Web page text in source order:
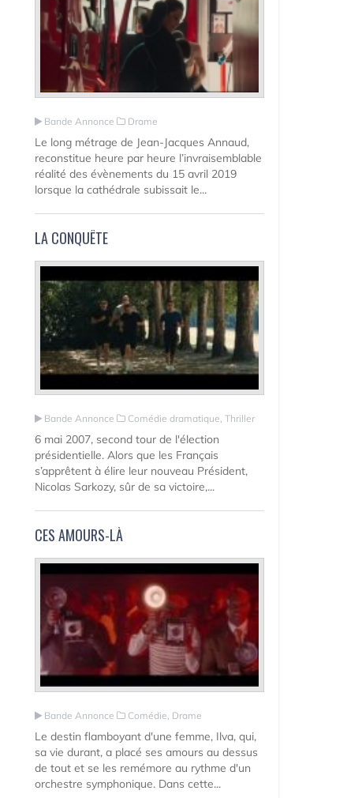
Bande Annonce Drame
Le long métrage de Jean-Jacques Annaud,
reconstitue heure par heure l’invraisemblable
réalité des évènements du 15 avril 2019
lorsque la cathédrale subissait le...
LA CONQUÊTE
Bande Annonce Comédie dramatique, Thriller
6 mai 2007, second tour de l'élection
présidentielle. Alors que les Français
s’apprêtent à élire leur nouveau Président,
Nicolas Sarkozy, sûr de sa victoire,...
CES AMOURS-LÀ
Bande Annonce Comédie, Drame
Le destin flamboyant d'une femme, Ilva, qui,
sa vie durant, a placé ses amours au dessus
de tout et se les remémore au rythme d'un
orchestre symphonique. Dans cette...